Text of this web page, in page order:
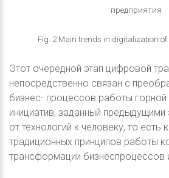
предприятия
Fig. 2 Main trends in digitalization
Этот очередной этап цифровой
непосредственно связан с
бизнес- процессов работы
инициатив, заданный
от технологий к человеку, то есть
традиционных принципов работы
трансформации бизнеспроцессов